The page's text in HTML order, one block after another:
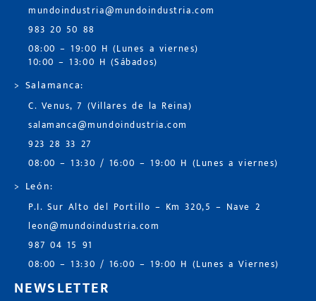
mundoindustria@mundoindustria.com
983 20 50 88
08:00 – 19:00 H (Lunes a viernes)
10:00 – 13:00 H (Sábados)
> Salamanca:
C. Venus, 7 (Villares de la Reina)
salamanca@mundoindustria.com
923 28 33 27
08:00 – 13:30 / 16:00 – 19:00 H (Lunes a viernes)
> León:
P.I. Sur Alto del Portillo – Km 320,5 – Nave 2
leon@mundoindustria.com
987 04 15 91
08:00 – 13:30 / 16:00 – 19:00 H (Lunes a Viernes)
NEWSLETTER